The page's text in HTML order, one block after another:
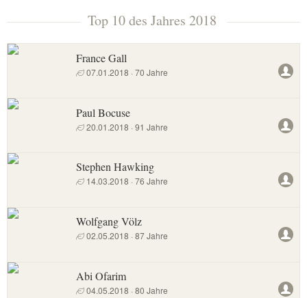
Top 10 des Jahres 2018
France Gall
07.01.2018 · 70 Jahre
Paul Bocuse
20.01.2018 · 91 Jahre
Stephen Hawking
14.03.2018 · 76 Jahre
Wolfgang Völz
02.05.2018 · 87 Jahre
Abi Ofarim
04.05.2018 · 80 Jahre